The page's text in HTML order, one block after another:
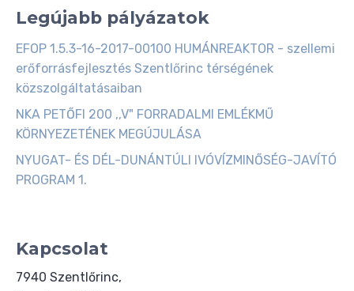
Legújabb pályázatok
EFOP 1.5.3-16-2017-00100 HUMÁNREAKTOR - szellemi
erőforrásfejlesztés Szentlőrinc térségének
közszolgáltatásaiban
NKA PETŐFI 200 ,,V" FORRADALMI EMLÉKMŰ
KÖRNYEZETÉNEK MEGÚJULÁSA
NYUGAT- ÉS DÉL-DUNÁNTÚLI IVÓVÍZMINŐSÉG-JAVÍTÓ
PROGRAM 1.
Kapcsolat
7940 Szentlőrinc,